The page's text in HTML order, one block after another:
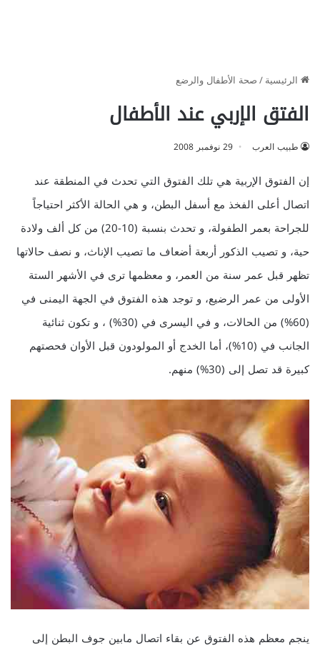
الرئيسية/صحة الأطفال والرضع
الفتق الإربي عند الأطفال
طبيب العرب 29 نوفمبر 2008
إن الفتوق الإربية هي تلك الفتوق التي تحدث في المنطقة عند
اتصال أعلى الفخذ مع أسفل البطن، و هي الحالة الأكثر احتياجاً
للجراحة بعمر الطفولة، و تحدث بنسبة (10-20) من كل ألف ولادة
حية، و تصيب الذكور أربعة أضعاف ما تصيب الإناث، و نصف حالاتها
تظهر قبل عمر سنة من العمر، و معظمها ترى في الأشهر الستة
الأولى من عمر الرضيع، و توجد هذه الفتوق في الجهة اليمنى في
(60%) من الحالات، و في اليسرى في (30%) ، و تكون ثنائية
الجانب في (10%)، أما الخدج أو المولودون قبل الأوان فحصتهم
كبيرة قد تصل إلى (30%) منهم.
ينجم معظم هذه الفتوق عن بقاء اتصال مابين جوف البطن إلى